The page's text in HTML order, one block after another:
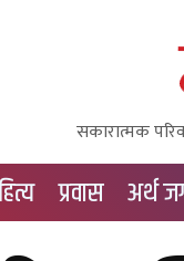
सकारात्मक
प्रवास अर्थ